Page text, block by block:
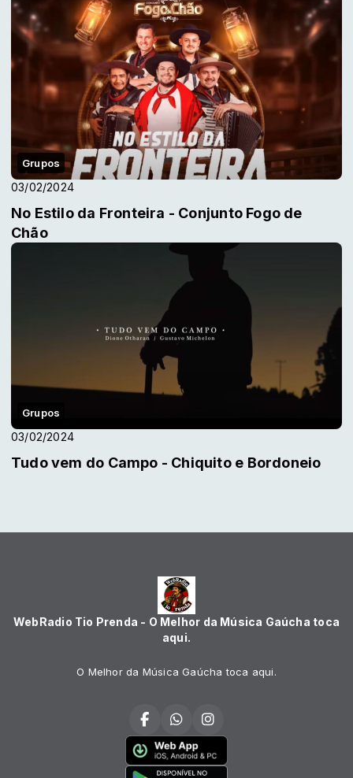
Grupos
03/02/2024
No Estilo da Fronteira - Conjunto Fogo de
Chão
Grupos
03/02/2024
Tudo vem do Campo - Chiquito e Bordoneio
WebRadio Tio Prenda - O Melhor da Música Gaúcha toca
aqui.
O Melhor da Música Gaúcha toca aqui.